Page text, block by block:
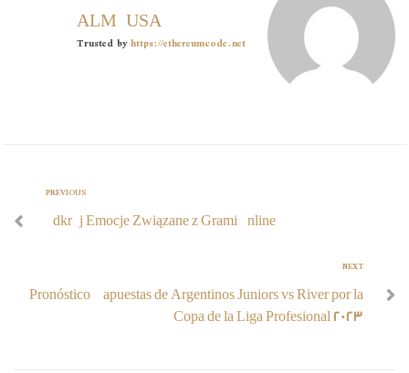
ALMOUSA
Trusted byhttps://ethereumcode.net
PREVIOUS
Odkryj Emocje Związane z Grami Online
NEXT
Pronóstico y apuestas de Argentinos Juniors vs River por la
Copa de la Liga Profesional 2023